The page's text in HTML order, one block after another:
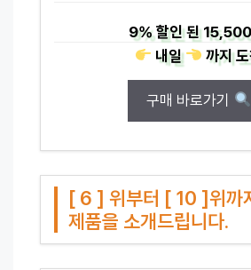
9%할인 된
내일
까지도
구매 바로가기
[ 6 ] 위부터 [ 10 ]위까
제품을 소개드립니다.